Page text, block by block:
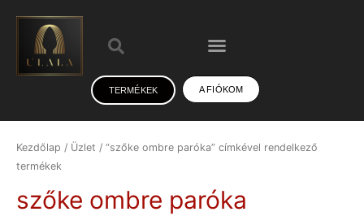
TERMÉKEK A FIÓKOM
Kezdőlap / Üzlet / “szőke ombre paróka” címkével rendelkező
termékek
szőke ombre paróka